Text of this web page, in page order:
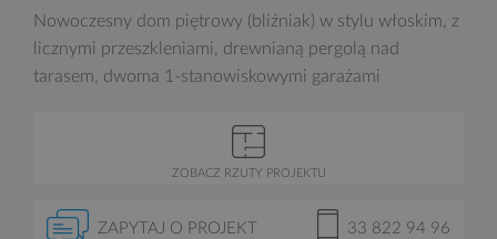
Nowoczesny dom piętrowy (bliźniak) w stylu włoskim, z
licznymi przeszkleniami, drewnianą pergolą nad
tarasem, dwoma 1-stanowiskowymi garażami
ZOBACZ RZUTY PROJEKTU
ZAPYTAJ O PROJEKT 33 822 94 96